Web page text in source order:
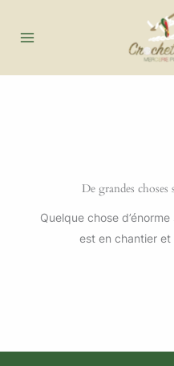
De grandes
Quelque chose
est en chantier